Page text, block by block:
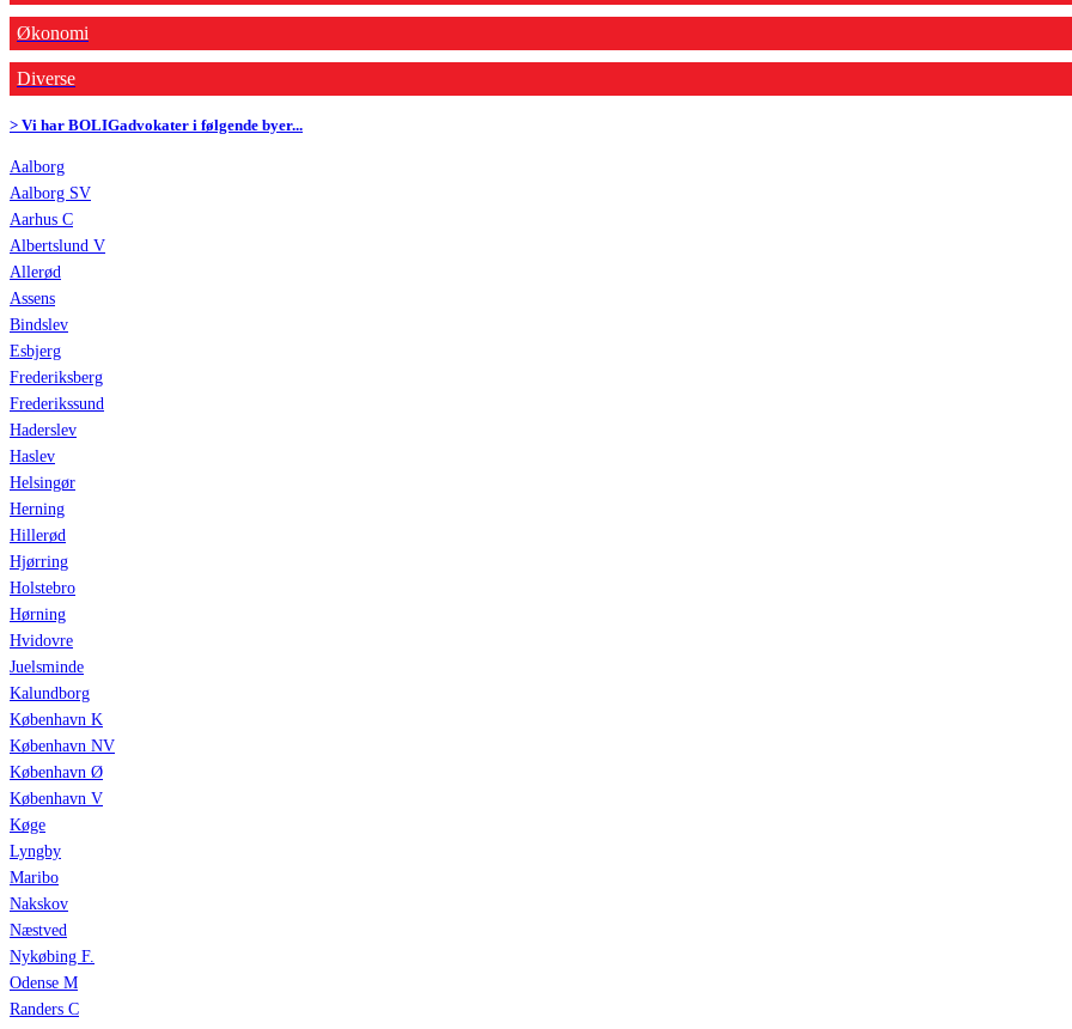
Økonomi
Diverse
> Vi har BOLIGadvokater i følgende byer...
Aalborg
Aalborg SV
Aarhus C
Albertslund V
Allerød
Assens
Bindslev
Esbjerg
Frederiksberg
Frederikssund
Haderslev
Haslev
Helsingør
Herning
Hillerød
Hjørring
Holstebro
Hørning
Hvidovre
Juelsminde
Kalundborg
København K
København NV
København Ø
København V
Køge
Lyngby
Maribo
Nakskov
Næstved
Nykøbing F.
Odense M
Randers C